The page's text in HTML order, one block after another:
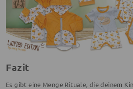
Fazit
Es gibt eine Menge Rituale, die deinem